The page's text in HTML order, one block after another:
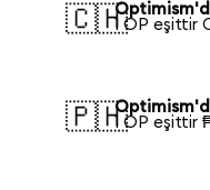
🇨🇭1 OP eşittir
🇵🇭1 OP eşittir